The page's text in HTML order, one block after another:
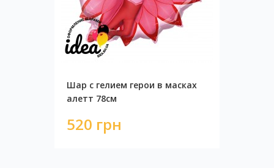
Шар с гелием герои в масках
алетт 78см
520 грн